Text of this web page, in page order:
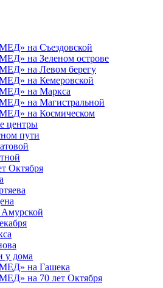
на Съездовской
на Зеленом острове
на Левом берегу
на Кемеровской
на Маркса
на Магистральной
на Космическом
центры
пути
Октября
у дома
на Гашека
на 70 лет Октября